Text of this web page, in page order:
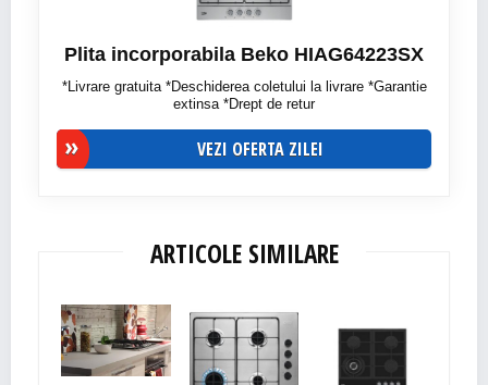
Plita incorporabila Beko HIAG64223SX
*Livrare gratuita *Deschiderea coletului la livrare *Garantie
extinsa *Drept de retur
VEZI OFERTA ZILEI
ARTICOLE SIMILARE